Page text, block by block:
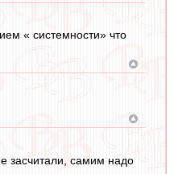
« системности» что
засчитали, самим надо